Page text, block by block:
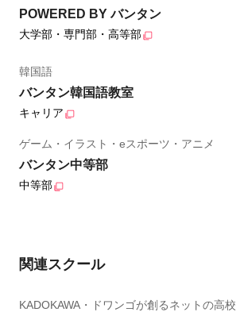
POWERED BY バンタン
大学部・専門部・高等部
韓国語
バンタン韓国語教室
キャリア
ゲーム・イラスト・eスポーツ・アニメ
バンタン中等部
中等部
関連スクール
KADOKAWA・ドワンゴが創るネットの高校